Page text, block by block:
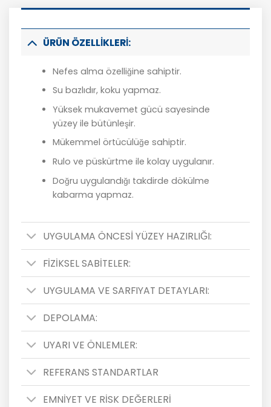
ÜRÜN ÖZELLİKLERİ:
Nefes alma özelliğine sahiptir.
Su bazlıdır, koku yapmaz.
Yüksek mukavemet gücü sayesinde
yüzey ile bütünleşir.
Mükemmel örtücülüğe sahiptir.
Rulo ve püskürtme ile kolay uygulanır.
Doğru uygulandığı takdirde dökülme
kabarma yapmaz.
UYGULAMA ÖNCESİ YÜZEY HAZIRLIĞI:
FİZİKSEL SABİTELER:
UYGULAMA VE SARFIYAT DETAYLARI:
DEPOLAMA:
UYARI VE ÖNLEMLER:
REFERANS STANDARTLAR
EMNİYET VE RİSK DEĞERLERİ